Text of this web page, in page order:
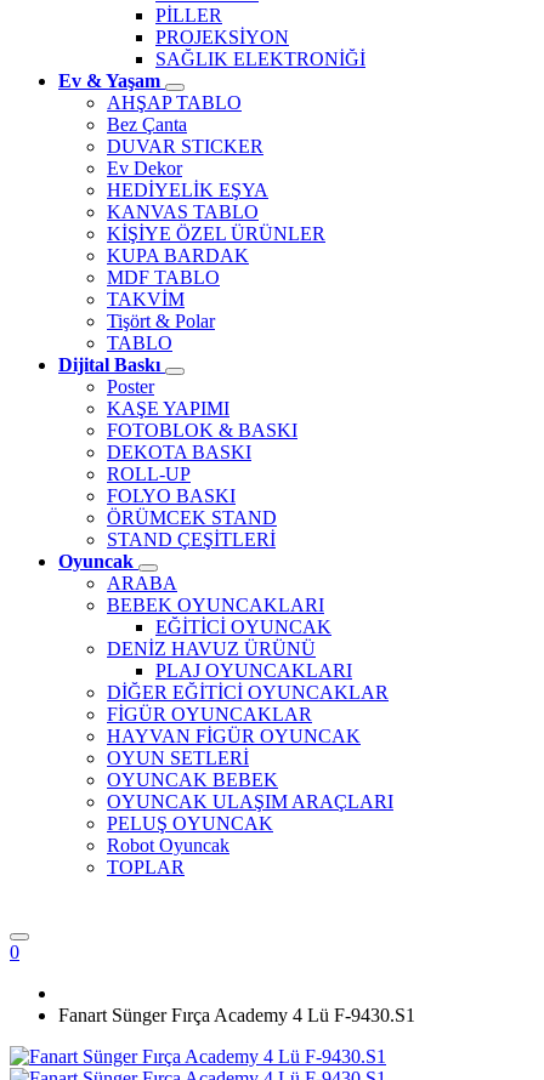
PİLLER
PROJEKSİYON
SAĞLIK ELEKTRONİĞİ
Ev & Yaşam
AHŞAP TABLO
Bez Çanta
DUVAR STICKER
Ev Dekor
HEDİYELİK EŞYA
KANVAS TABLO
KİŞİYE ÖZEL ÜRÜNLER
KUPA BARDAK
MDF TABLO
TAKVİM
Tişört & Polar
TABLO
Dijital Baskı
Poster
KAŞE YAPIMI
FOTOBLOK & BASKI
DEKOTA BASKI
ROLL-UP
FOLYO BASKI
ÖRÜMCEK STAND
STAND ÇEŞİTLERİ
Oyuncak
ARABA
BEBEK OYUNCAKLARI
EĞİTİCİ OYUNCAK
DENİZ HAVUZ ÜRÜNÜ
PLAJ OYUNCAKLARI
DİĞER EĞİTİCİ OYUNCAKLAR
FİGÜR OYUNCAKLAR
HAYVAN FİGÜR OYUNCAK
OYUN SETLERİ
OYUNCAK BEBEK
OYUNCAK ULAŞIM ARAÇLARI
PELUŞ OYUNCAK
Robot Oyuncak
TOPLAR
0
Fanart Sünger Fırça Academy 4 Lü F-9430.S1